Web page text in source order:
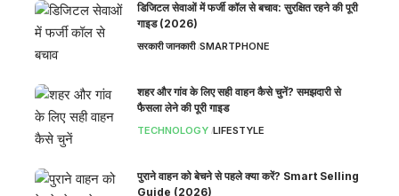
डिजिटल सेवाओं में फर्जी कॉल से बचाव: सुरक्षित रहने की पूरी
गाइड (2026)
सरकारी जानकारी SMARTPHONE
शहर और गांव के लिए सही वाहन कैसे चुनें? समझदारी से
फैसला लेने की पूरी गाइड
TECHNOLOGY LIFESTYLE
पुराने वाहन को बेचने से पहले क्या करें? Smart Selling
Guide (2026)